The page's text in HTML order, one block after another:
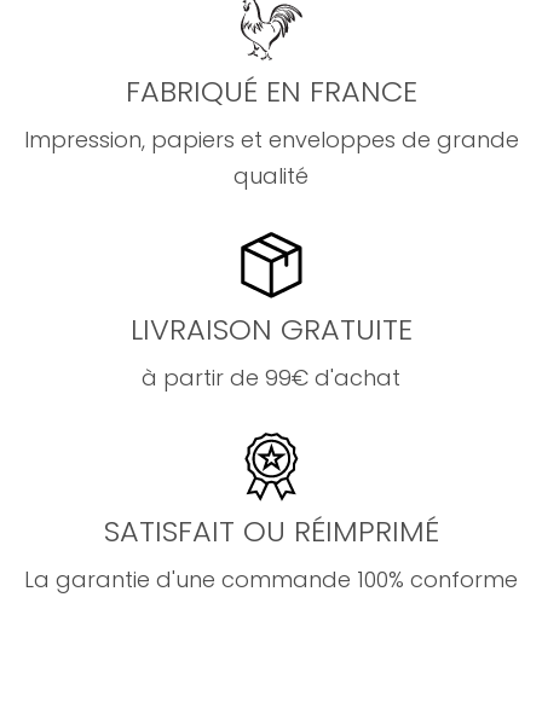
FABRIQUÉ EN FRANCE
Impression, papiers et enveloppes de grande
qualité
LIVRAISON GRATUITE
à partir de 99€ d'achat
SATISFAIT OU RÉIMPRIMÉ
La garantie d'une commande 100% conforme